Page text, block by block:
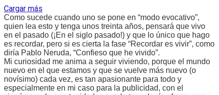
Cargar más
Como sucede cuando uno se pone en “modo evocativo”,
quien lea esto y tenga unos treinta años, pensará que vivo
en el pasado (¡En el siglo pasado!) y que lo único que hago
es recordar, pero si es cierta la fase “Recordar es vivir”, como
diría Pablo Neruda, “Confieso que he vivido”.
Mi curiosidad me anima a seguir viviendo, porque el mundo
nuevo en el que estamos y que se vuelve más nuevo (o
novísimo) cada vez, es tan apasionante para todo y
especialmente en mi caso para la publicidad, con el